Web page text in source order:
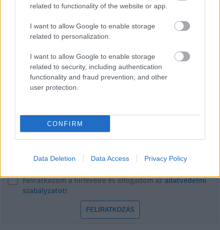
related to functionality of the website or app.
I want to allow Google to enable storage
related to personalization.
I want to allow Google to enable storage
related to security, including authentication
functionality and fraud prevention, and other
user protection.
CONFIRM
Data Deletion Data Access Privacy Policy
Másfélszeresére bővítik
Hódmezővásárhely jó hírű református
iskoláját
HÍRLEVÉL
Név
Feliratkozom a hírlevélre és elfogadom azadatvédelmi
szabályzatot!
FELIRATKOZÁS